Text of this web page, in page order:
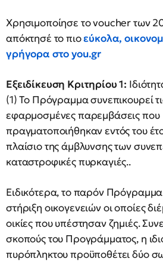
Χρησιμοποίησε το voucher των
απόκτησέ το πιοεύκολα,
γρήγορα στο you.gr
Εξειδίκευση Κριτηρίου 1:
(1) Το Πρόγραμμα συνεπικουρεί
εφαρμοσμένες παρεμβάσεις που
πραγματοποιήθηκαν εντός του
πλαίσιο της άμβλυνσης των
καταστροφικές πυρκαγιές..
Ειδικότερα, το παρόν Πρόγραμμα
στήριξη οικογενειών οι οποίες
οικίες που υπέστησαν ζημιές.
σκοπούς του Προγράμματος, η
πυρόπληκτου προϋποθέτει δύο